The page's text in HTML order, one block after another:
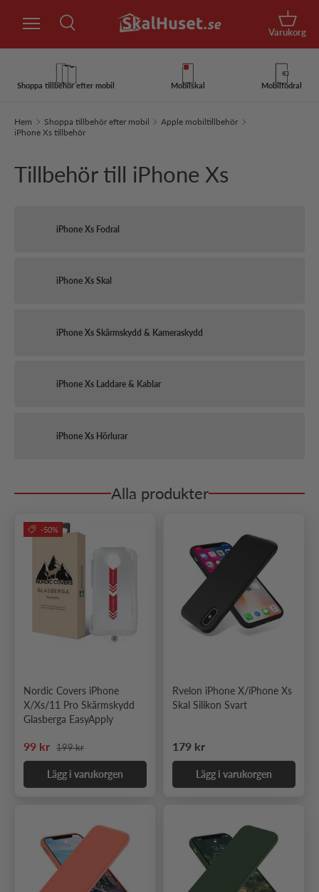
Hoppa till innehåll
Sök
Korg
Varukorg
Shoppa tillbehör efter mobil Mobilskal Mobilfodral
Hem Shoppa tillbehör efter mobil
Apple mobiltillbehör
iPhone Xs tillbehör
Tillbehör till iPhone Xs
iPhone Xs Fodral
iPhone Xs Skal
iPhone Xs Skärmskydd & Kameraskydd
iPhone Xs Laddare & Kablar
iPhone Xs Hörlurar
Alla produkter
-50%
Nordic Covers iPhone
X/Xs/11 Pro Skärmskydd
Glasberga EasyApply
Nedsatt pris
99 kr Ordinarie pris
199 kr
Lägg i varukorgen
Rvelon iPhone X/iPhone Xs
Skal Silikon Svart
Ordinarie pris
179 kr
Lägg i varukorgen